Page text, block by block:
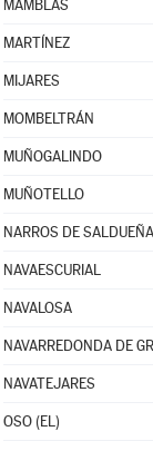
MAMBLAS
MARTÍNEZ
MIJARES
MOMBELTRÁN
MUÑOGALINDO
MUÑOTELLO
NARROS DE SALDUEÑA
NAVAESCURIAL
NAVALOSA
NAVARREDONDA DE
NAVATEJARES
OSO (EL)